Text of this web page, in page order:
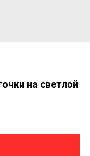
на светлой